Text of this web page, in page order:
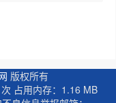
版权所有
占用内存：1.16 MB